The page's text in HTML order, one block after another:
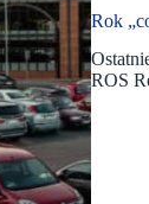
Rok
ROS